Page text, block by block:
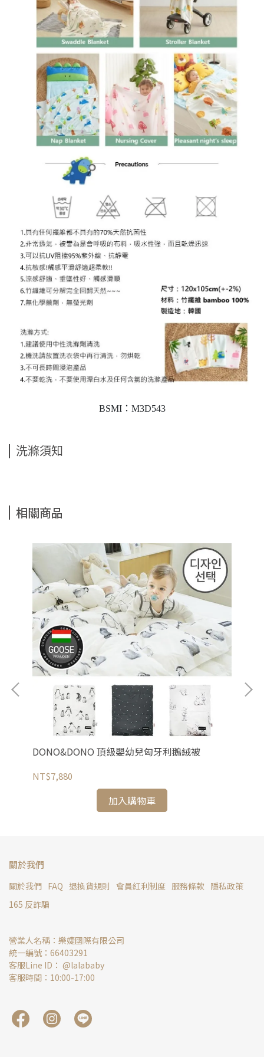
BSMI：M3D543
洗滌須知
相關商品
DONO&DONO 頂級嬰幼兒匈牙利鵝絨被
NT$7,880
加入購物車
關於我們
關於我們 FAQ 退換貨規則 會員紅利制度 服務條款 隱私政策
165 反詐騙
營業人名稱：樂婕國際有限公司
統一編號：66403291
客服Line ID： @lalababy
客服時間：10:00-17:00